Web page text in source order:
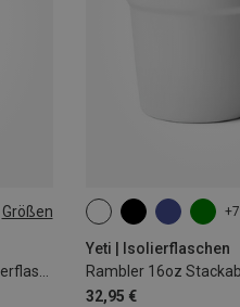
Größen +7
Yeti | Isolierflaschen
32,95 €
473ML